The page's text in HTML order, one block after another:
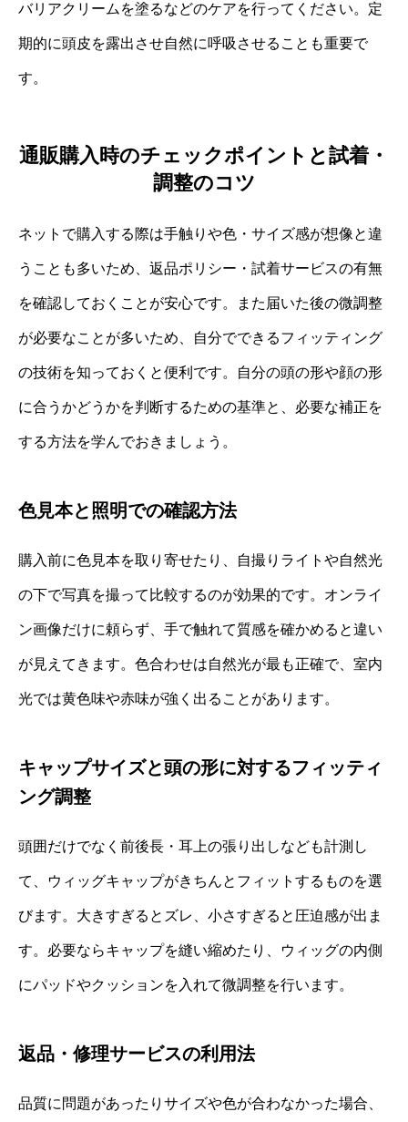
バリアクリームを塗るなどのケアを行ってください。定
期的に頭皮を露出させ自然に呼吸させることも重要で
す。
通販購入時のチェックポイントと試着・
調整のコツ
ネットで購入する際は手触りや色・サイズ感が想像と違
うことも多いため、返品ポリシー・試着サービスの有無
を確認しておくことが安心です。また届いた後の微調整
が必要なことが多いため、自分でできるフィッティング
の技術を知っておくと便利です。自分の頭の形や顔の形
に合うかどうかを判断するための基準と、必要な補正を
する方法を学んでおきましょう。
色見本と照明での確認方法
購入前に色見本を取り寄せたり、自撮りライトや自然光
の下で写真を撮って比較するのが効果的です。オンライ
ン画像だけに頼らず、手で触れて質感を確かめると違い
が見えてきます。色合わせは自然光が最も正確で、室内
光では黄色味や赤味が強く出ることがあります。
キャップサイズと頭の形に対するフィッティ
ング調整
頭囲だけでなく前後長・耳上の張り出しなども計測し
て、ウィッグキャップがきちんとフィットするものを選
びます。大きすぎるとズレ、小さすぎると圧迫感が出ま
す。必要ならキャップを縫い縮めたり、ウィッグの内側
にパッドやクッションを入れて微調整を行います。
返品・修理サービスの利用法
品質に問題があったりサイズや色が合わなかった場合、